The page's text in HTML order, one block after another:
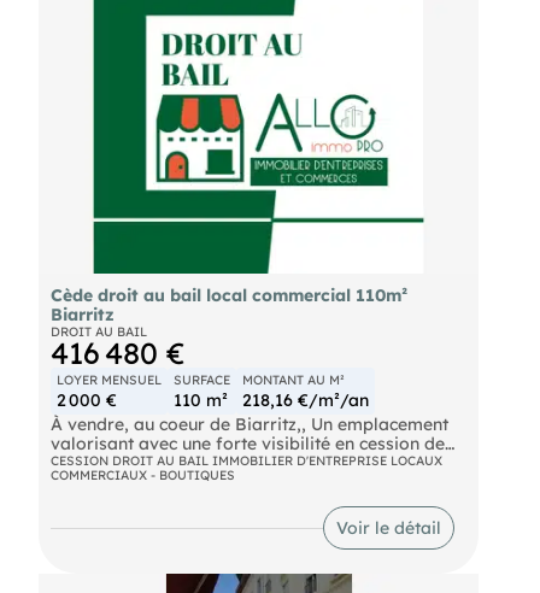
- Environnement commercial qualitatif composé
de boutiques de mode et service.
- Très proche des Galeries Lafayette.
Conditions complémentaires sur demande.
Cède droit au bail local commercial 110m²
Biarritz
DROIT AU BAIL
416 480 €
LOYER MENSUEL
2 000 €
SURFACE
110 m²
MONTANT AU M²
218,16 €/m²/an
À vendre, au coeur de Biarritz,, Un emplacement
valorisant avec une forte visibilité en cession de
droit au bail pour une boutique bénéficiant de
plusieurs atouts particulièrement rares. Vous
profiterez d'un emplacement avec une grande
vitrine en ANGLE offrant une visibilité optimale (9
m linéaires de vitrines), ainsi que d'une surface
proximité. PAS DE RESTAURATION POSSIBLE Si
CESSION DROIT AU BAIL IMMOBILIER D'ENTREPRISE LOCAUX
COMMERCIAUX - BOUTIQUES
Voir le détail